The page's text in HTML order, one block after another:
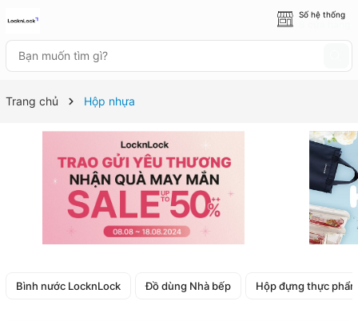
Số hệ thống
Trang chủ Hộp nhựa
Bình nước LocknLock Đồ dùng Nhà bếp Hộp đựng thực phẩm